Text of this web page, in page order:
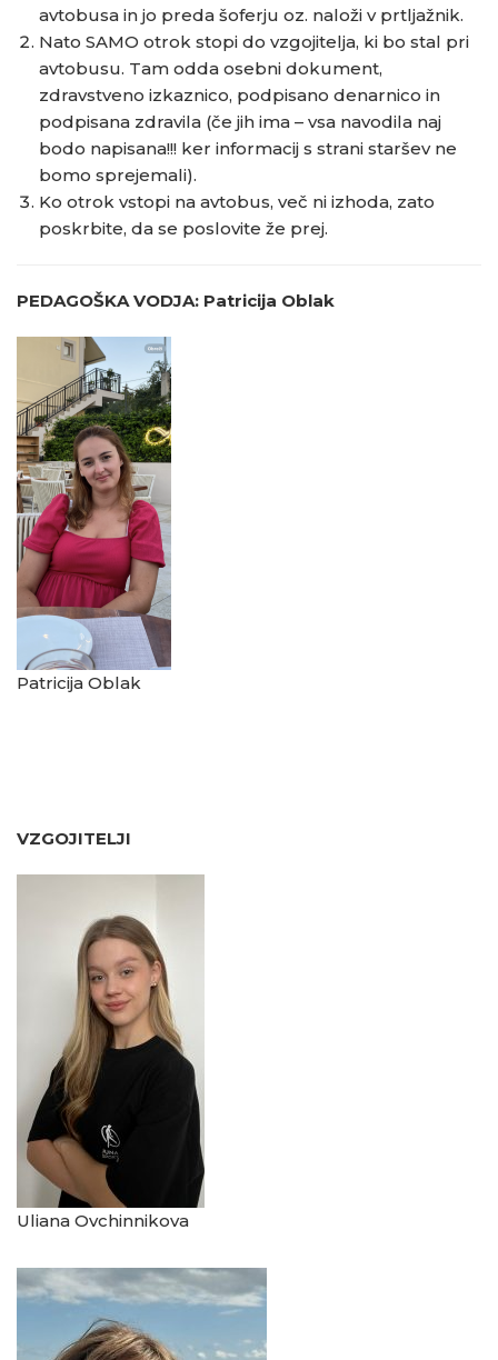
avtobusa in jo preda šoferju oz. naloži v prtljažnik.
Nato SAMO otrok stopi do vzgojitelja, ki bo stal pri
avtobusu. Tam odda osebni dokument,
zdravstveno izkaznico, podpisano denarnico in
podpisana zdravila (če jih ima – vsa navodila naj
bodo napisana!!! ker informacij s strani staršev ne
bomo sprejemali).
Ko otrok vstopi na avtobus, več ni izhoda, zato
poskrbite, da se poslovite že prej.
PEDAGOŠKA VODJA: Patricija Oblak
Patricija Oblak
VZGOJITELJI
Uliana Ovchinnikova